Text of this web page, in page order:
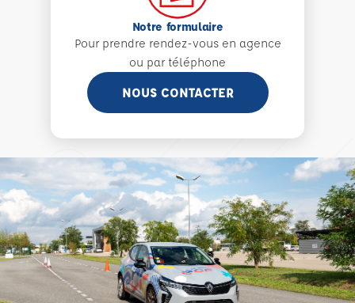
Notre formulaire
Pour prendre rendez-vous en agence
ou par téléphone
NOUS CONTACTER